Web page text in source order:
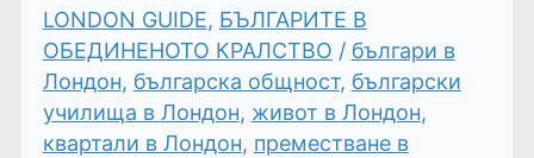
LONDON GUIDE, БЪЛГАРИТЕ В
ОБЕДИНЕНОТО КРАЛСТВО / българи в
Лондон, българска общност, български
училища в Лондон, живот в Лондон,
квартали в Лондон, преместване в